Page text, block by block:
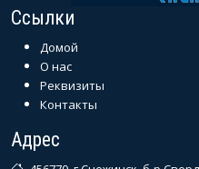
Ссылки
Домой
О нас
Реквизиты
Контакты
Адрес